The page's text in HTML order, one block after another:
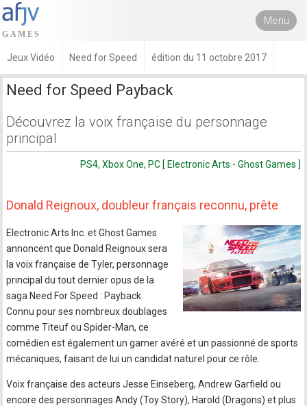
Menu
Jeux Vidéo Need for Speed édition du 11 octobre 2017
Need for Speed Payback
Découvrez la voix française du personnage
principal
PS4, Xbox One, PC [ Electronic Arts - Ghost Games ]
Donald Reignoux, doubleur français reconnu, prête
Electronic Arts Inc. et Ghost Games
annoncent que Donald Reignoux sera
la voix française de Tyler, personnage
principal du tout dernier opus de la
saga Need For Speed : Payback.
Connu pour ses nombreux doublages
comme Titeuf ou Spider-Man, ce
comédien est également un gamer avéré et un passionné de sports
mécaniques, faisant de lui un candidat naturel pour ce rôle.
Voix française des acteurs Jesse Einseberg, Andrew Garfield ou
encore des personnages Andy (Toy Story), Harold (Dragons) et plus